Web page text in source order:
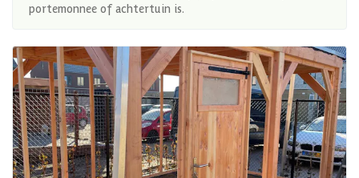
portemonnee of achtertuin is.